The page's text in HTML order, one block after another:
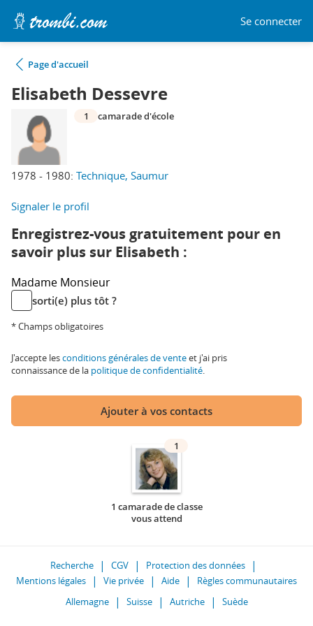
Se connecter
Page d'accueil
Elisabeth Dessevre
1978 - 1980: Technique, Saumur
1 camarade d'école
Signaler le profil
Enregistrez-vous gratuitement pour en
savoir plus sur Elisabeth :
Madame Monsieur
sorti(e) plus tôt ?
* Champs obligatoires
J'accepte lesconditions générales de venteet j'ai pris
connaissance de la politique de confidentialité.
Ajouter à vos contacts
1
1 camarade de classe
vous attend
Recherche CGV
Protection des données
Mentions légales
Vie privée Aide
Règles communautaires
Allemagne
Suisse Autriche Suède